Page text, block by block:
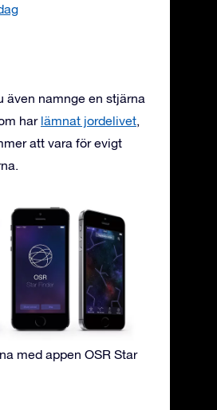
även namnge en stjärna
har lämnat jordelivet,
att vara för evigt
med appen OSR Star